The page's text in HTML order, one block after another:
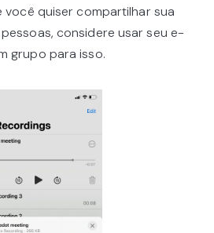
você quiser compartilhar sua
considere usar seu e-
grupo para isso.